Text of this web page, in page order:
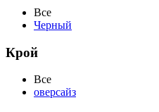
Все
Черный
Крой
Все
оверсайз